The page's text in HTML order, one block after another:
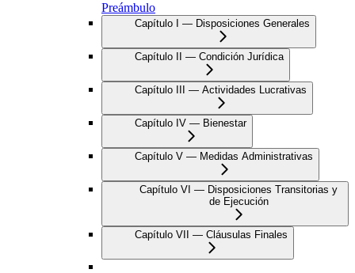
Preámbulo
Capítulo I — Disposiciones Generales
Capítulo II — Condición Jurídica
Capítulo III — Actividades Lucrativas
Capítulo IV — Bienestar
Capítulo V — Medidas Administrativas
Capítulo VI — Disposiciones Transitorias y
de Ejecución
Capítulo VII — Cláusulas Finales